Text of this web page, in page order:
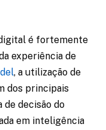
é fortemente
experiência de
, a utilização de
dos principais
de decisão do
em inteligência